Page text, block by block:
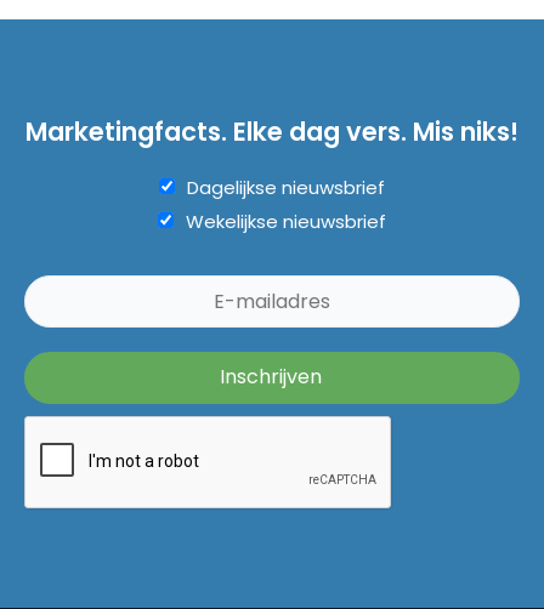
Marketingfacts. Elke dag vers. Mis niks!
Dagelijkse nieuwsbrief
Wekelijkse nieuwsbrief